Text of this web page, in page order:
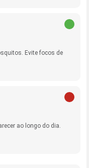
Evite focos de
ao longo do dia.